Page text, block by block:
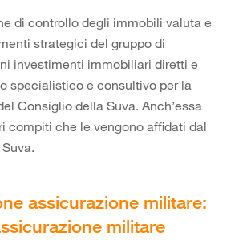
di controllo degli immobili valuta e
strategici del gruppo di
investimenti immobiliari diretti e
specialistico e consultivo per la
Consiglio della Suva. Anch’essa
compiti che le vengono affidati dal
assicurazione militare:
militare